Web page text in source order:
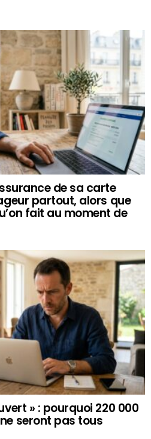
de sa carte
partout, alors que
fait au moment de
» : pourquoi 220 000
seront pas tous